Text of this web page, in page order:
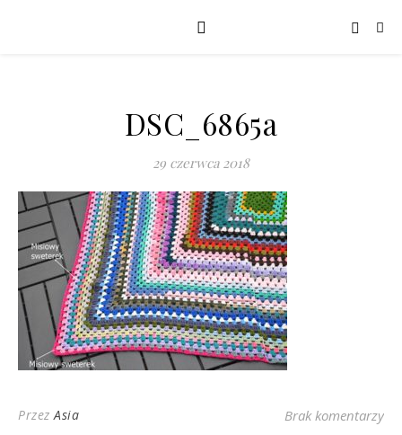
DSC_6865a
29 czerwca 2018
PrzezAsia Brak komentarzy